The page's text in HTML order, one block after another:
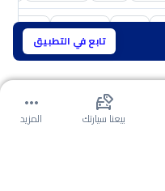
تابع في التطبيق
سوزوكي هافال
بيعنا سيارتك المزيد